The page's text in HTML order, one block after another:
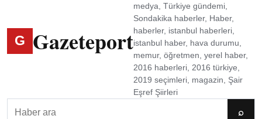
G Gazeteport
medya, Türkiye gündemi,
Sondakika haberler, Haber,
haberler, istanbul haberleri,
istanbul haber, hava durumu,
memur, öğretmen, yerel haber,
2016 haberleri, 2016 türkiye,
2019 seçimleri, magazin, Şair
Eşref Şiirleri
⌕